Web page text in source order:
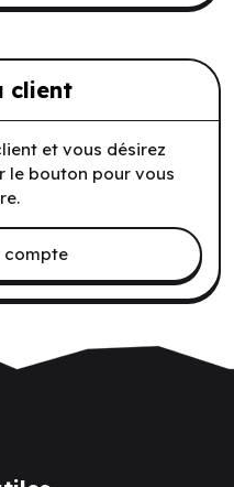
client
et vous désirez
le bouton pour vous
compte